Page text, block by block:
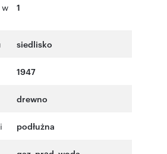
1
siedlisko
1947
drewno
podłużna